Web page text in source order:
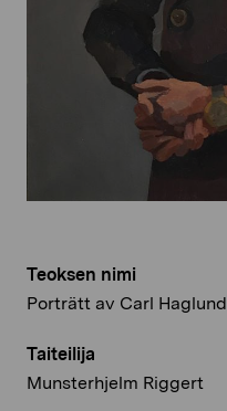
Teoksen nimi
Porträtt av Carl Haglund
Taiteilija
Munsterhjelm Riggert